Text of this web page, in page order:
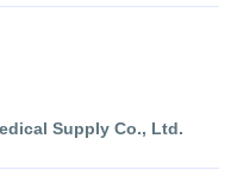
Supply Co., Ltd.